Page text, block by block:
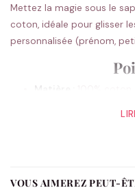
Mettez la magie sous le
coton, idéale pour glisser
personnalisée (prénom,
Matière :
140 g/m²
Fermeture : Cordon
VOUS AIMEREZ PEUT-